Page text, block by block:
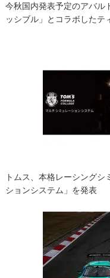
今秋国内発表予定のアバル
ッシブル」とコラボしたテ
トムス、本格レーシングシ
ションシステム」を発表